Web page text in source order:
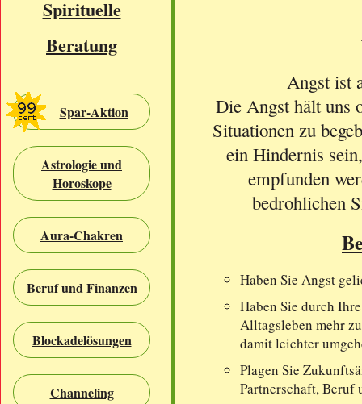
Spirituelle
Beratung
Spar-Aktion
Astrologie und
Horoskope
Aura-Chakren
Beruf und Finanzen
Blockadelösungen
Channeling
Angst ist
Die Angst hält uns
Situationen zu
ein Hindernis
empfunden
bedrohlichen
Haben Sie Angst
Haben Sie durch
Alltagsleben mehr
damit leichter
Plagen Sie
Partnerschaft, Beruf